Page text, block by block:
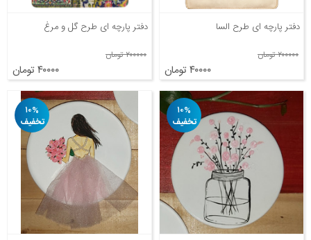
دفتر پارچه ای طرح السا
۲۰۰۰۰۰ تومان
۴۰۰۰۰ تومان
دفتر پارچه ای طرح گل و مرغ
۲۰۰۰۰۰ تومان
۴۰۰۰۰ تومان
۱۰%
تخفیف
۱۰%
تخفیف